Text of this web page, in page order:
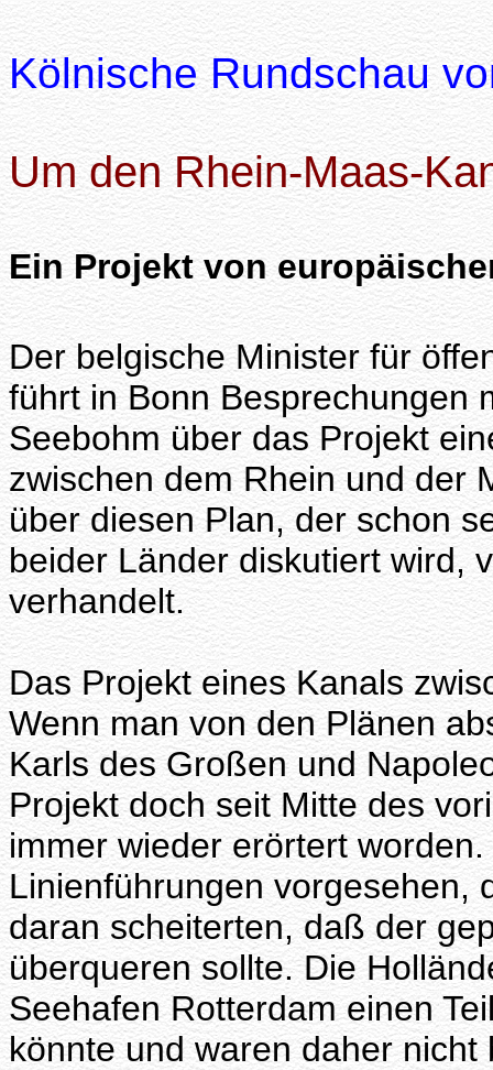
Kölnische Rundschau
Um den Rhein-Maas-
Ein Projekt von
Der belgische Minister für
führt in Bonn Besprechungen
Seebohm über das Projekt
zwischen dem Rhein und der
über diesen Plan, der schon
beider Länder diskutiert wird,
verhandelt.
Das Projekt eines Kanals
Wenn man von den Plänen
Karls des Großen und
Projekt doch seit Mitte des
immer wieder erörtert
Linienführungen vorgesehen,
daran scheiterten, daß der
überqueren sollte. Die
Seehafen Rotterdam einen
könnte und waren daher